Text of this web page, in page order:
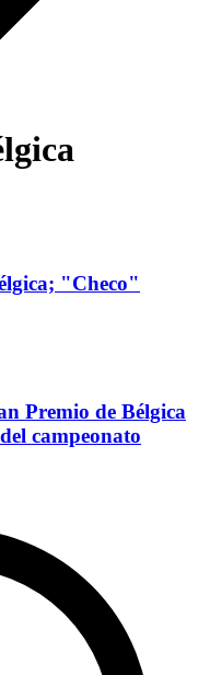
"Checo"
Premio de Bélgica
campeonato